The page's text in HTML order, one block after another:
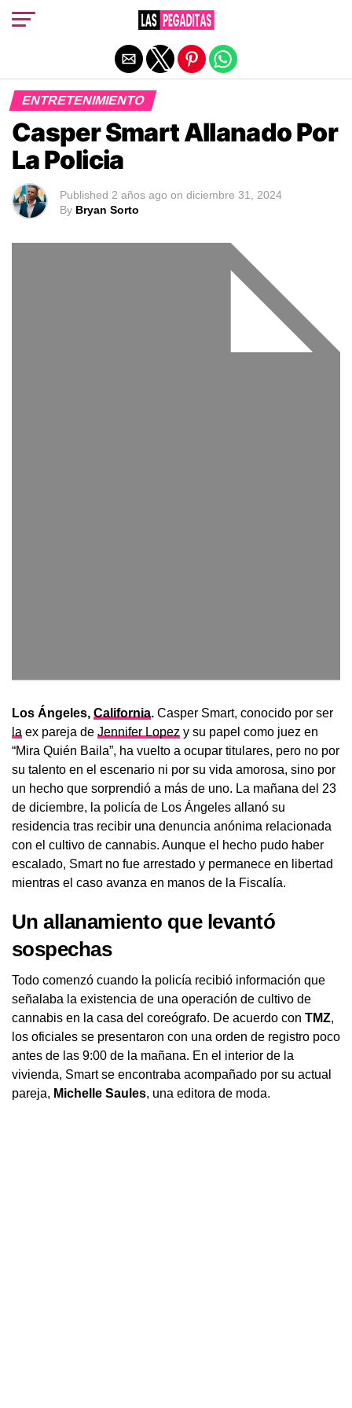
ENTRETENIMIENTO
Casper Smart Allanado Por
La Policia
Published 2 años ago on diciembre 31, 2024
By Bryan Sorto
Los Ángeles, California. Casper Smart, conocido por ser
la ex pareja de Jennifer Lopez y su papel como juez en
“Mira Quién Baila”, ha vuelto a ocupar titulares, pero no por
su talento en el escenario ni por su vida amorosa, sino por
un hecho que sorprendió a más de uno. La mañana del 23
de diciembre, la policía de Los Ángeles allanó su
residencia tras recibir una denuncia anónima relacionada
con el cultivo de cannabis. Aunque el hecho pudo haber
escalado, Smart no fue arrestado y permanece en libertad
mientras el caso avanza en manos de la Fiscalía.
Un allanamiento que levantó
sospechas
Todo comenzó cuando la policía recibió información que
señalaba la existencia de una operación de cultivo de
cannabis en la casa del coreógrafo. De acuerdo con TMZ,
los oficiales se presentaron con una orden de registro poco
antes de las 9:00 de la mañana. En el interior de la
vivienda, Smart se encontraba acompañado por su actual
pareja, Michelle Saules, una editora de moda.
Salir de la versión móvil